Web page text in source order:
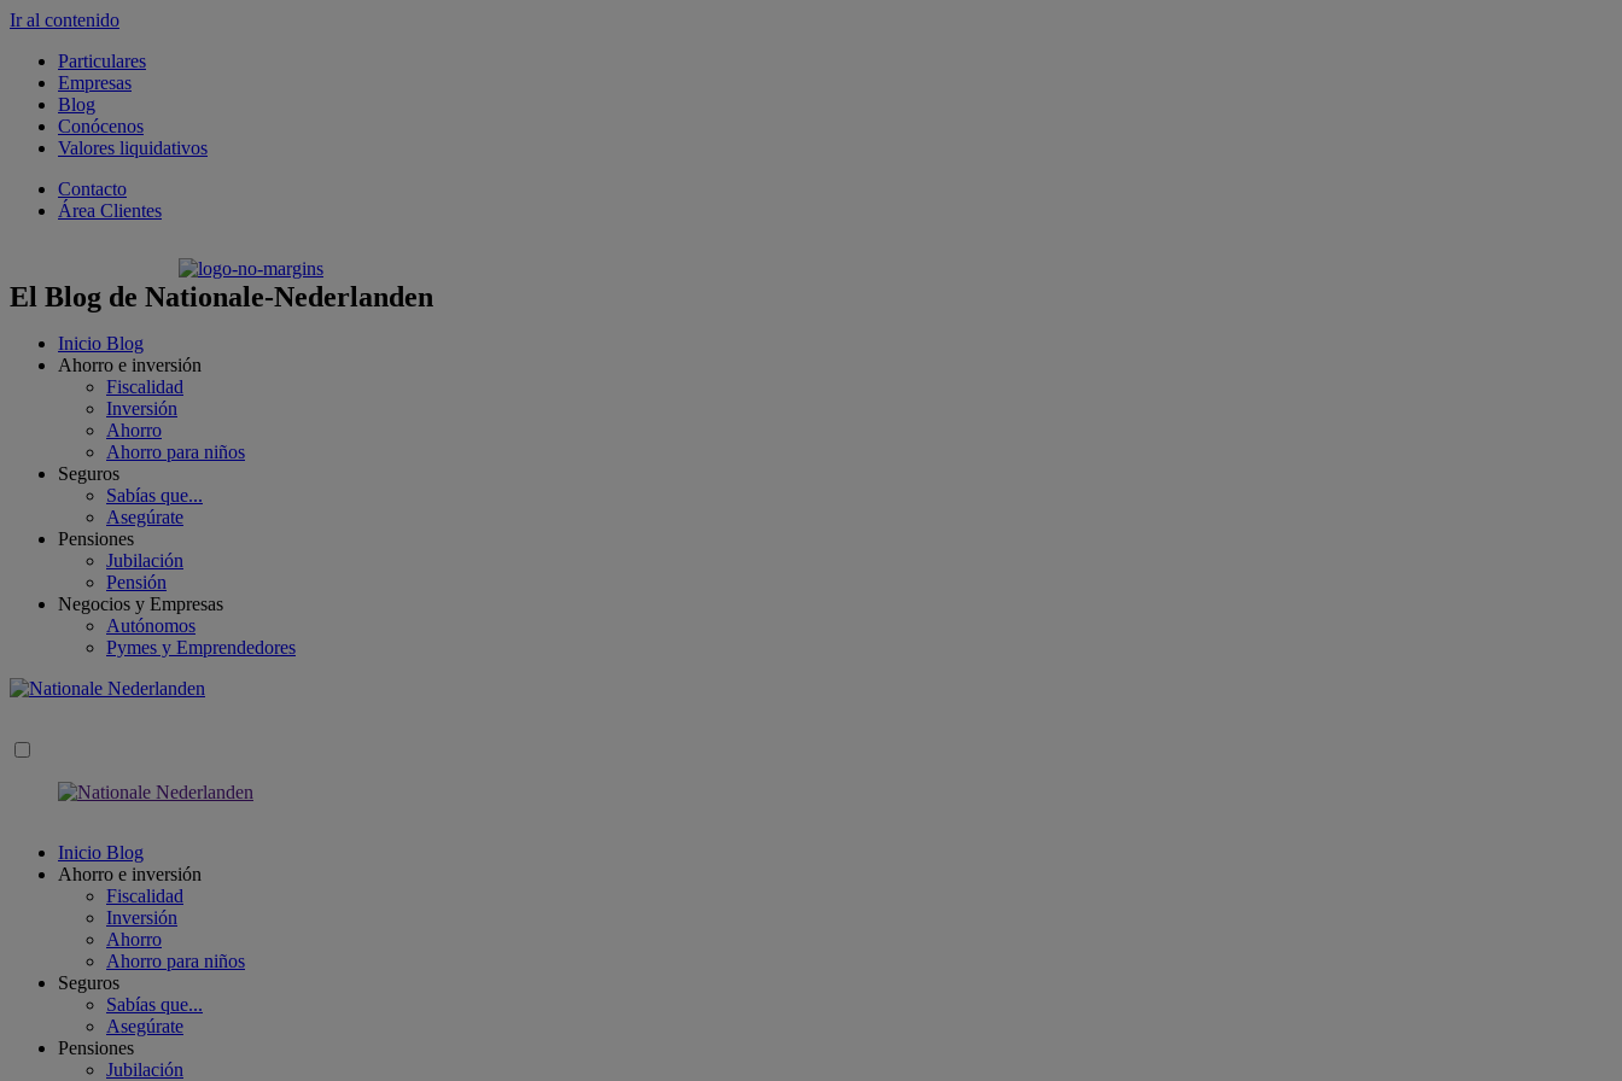
Ir al contenido
Particulares
Empresas
Blog
Conócenos
Valores liquidativos
Contacto
Área Clientes
El Blog de Nationale-Nederlanden
Inicio Blog
Ahorro e inversión
Fiscalidad
Inversión
Ahorro
Ahorro para niños
Seguros
Sabías que...
Asegúrate
Pensiones
Jubilación
Pensión
Negocios y Empresas
Autónomos
Pymes y Emprendedores
Inicio Blog
Ahorro e inversión
Fiscalidad
Inversión
Ahorro
Ahorro para niños
Seguros
Sabías que...
Asegúrate
Pensiones
Jubilación